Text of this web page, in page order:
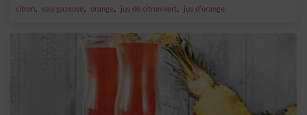
citron, eau gazeuse, orange, jus de citron vert, jus d'orange